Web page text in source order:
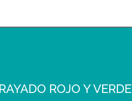
ROJO Y VERDE